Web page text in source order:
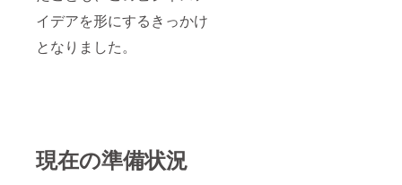
イデアを形にするきっかけ
となりました。
現在の準備状況